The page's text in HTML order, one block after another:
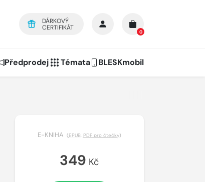
DÁRKOVÝ
CERTIFIKÁT
0
Předprodej Témata BLESKmobil
E-KNIHA (EPUB, PDF pro čtečky)
349 Kč